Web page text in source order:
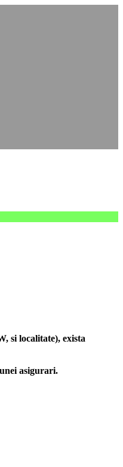
si localitate), exista
asigurari.